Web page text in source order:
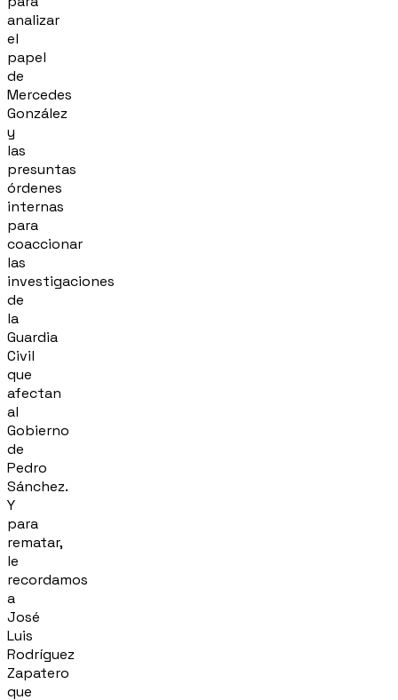
analizar
el
papel
de
Mercedes
González
y
las
presuntas
órdenes
internas
para
coaccionar
las
investigaciones
de
la
Guardia
Civil
que
afectan
al
Gobierno
de
Pedro
Sánchez.
Y
para
rematar,
le
recordamos
a
José
Luis
Rodríguez
Zapatero
que